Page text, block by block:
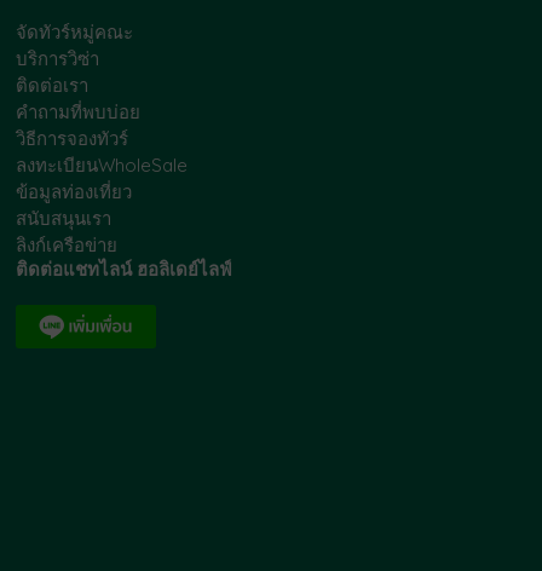
จัดทัวร์หมู่คณะ
บริการวิซ่า
ติดต่อเรา
คำถามที่พบบ่อย
วิธีการจองทัวร์
ลงทะเบียนWholeSale
ข้อมูลท่องเที่ยว
สนับสนุนเรา
ลิงก์เครือข่าย
ติดต่อแชทไลน์ ฮอลิเดย์ไลฟ์